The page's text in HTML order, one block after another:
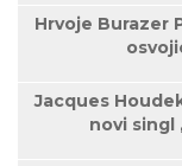
Hrvoje Burazer
Jacques
novi singl